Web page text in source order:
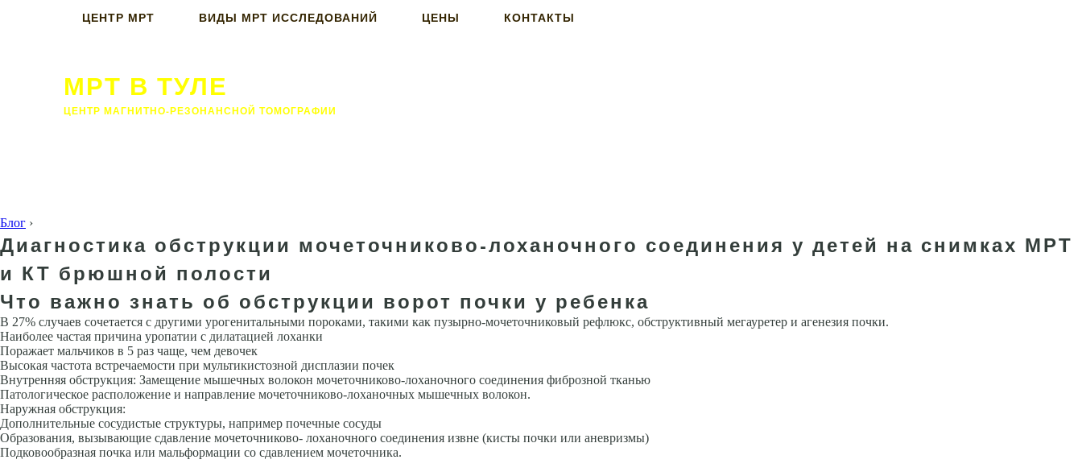
ЦЕНТР МРТ ВИДЫ МРТ ИССЛЕДОВАНИЙ ЦЕНЫ КОНТАКТЫ
МРТ В ТУЛЕ
ЦЕНТР МАГНИТНО-РЕЗОНАНСНОЙ ТОМОГРАФИИ
Блог ›
Диагностика обструкции мочеточниково-лоханочного соединения у детей на снимках МРТ
и КТ брюшной полости
Что важно знать об обструкции ворот почки у ребенка
В 27% случаев сочетается с дру­гими урогенитальными пороками, такими как пузырно-мочеточниковый рефлюкс, обструктивный мегауретер и агенезия почки.
Наиболее частая причина уропатии с дилатацией лоханки
Поражает мальчиков в 5 раз чаще, чем девочек
Высокая частота встречаемости при мультикистозной дисплазии почек
Внутренняя обструкция: Замещение мышечных волокон мочеточниково-лоханочного соединения фиброзной тканью
Патологическое расположе­ние и направление мочеточниково-лоханочных мышечных волокон.
Наружная обструкция:
Дополнительные сосудистые структуры, например почечные сосуды
Образования, вызывающие сдавление мочеточниково- лоханочного соединения извне (кисты почки или аневризмы)
Подково­образная почка или мальформации со сдавлением мочеточника.